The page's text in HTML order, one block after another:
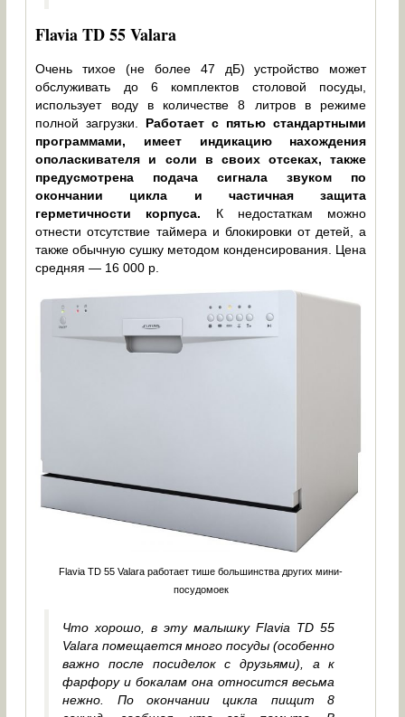
Flavia TD 55 Valara
Очень тихое (не более 47 дБ) устройство может
обслуживать до 6 комплектов столовой посуды,
использует воду в количестве 8 литров в режиме
полной загрузки. Работает с пятью стандартными
программами, имеет индикацию нахождения
ополаскивателя и соли в своих отсеках, также
предусмотрена подача сигнала звуком по
окончании цикла и частичная защита
герметичности корпуса. К недостаткам можно
отнести отсутствие таймера и блокировки от детей, а
также обычную сушку методом конденсирования. Цена
средняя — 16 000 р.
Flavia TD 55 Valara работает тише большинства других мини-
посудомоек
Что хорошо, в эту малышку Flavia TD 55
Valara помещается много посуды (особенно
важно после посиделок с друзьями), а к
фарфору и бокалам она относится весьма
нежно. По окончании цикла пищит 8